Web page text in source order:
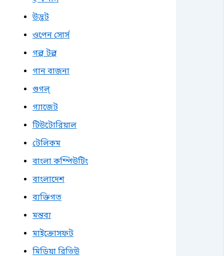
উদ্ভট
ওপেন সোর্স
গল্প টল্প
গান বাজনা
গুগল্
গ্যাজেট
টিউটোরিয়াল
টেলিকম
বাংলা কম্পিউটিং
বাংলাদেশ
ব্যক্তিগত
মন্তব্য
মাইক্রোসফট
মিডিয়া রিভিউ